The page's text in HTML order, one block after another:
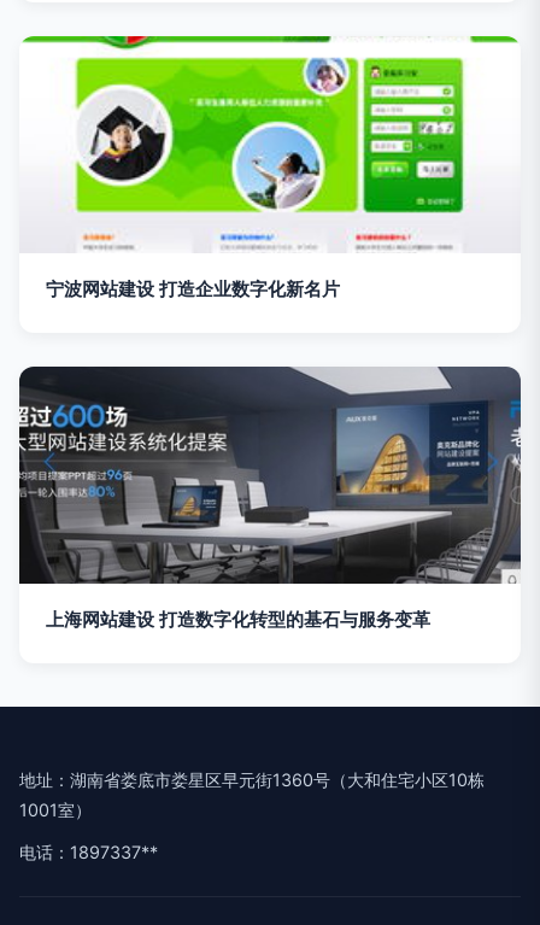
宁波网站建设 打造企业数字化新名片
上海网站建设 打造数字化转型的基石与服务变革
地址：湖南省娄底市娄星区早元街1360号（大和住宅小区10栋
1001室）
电话：1897337**